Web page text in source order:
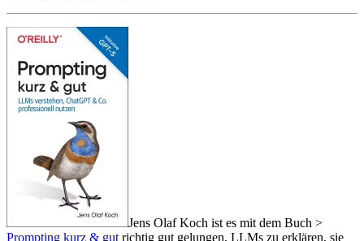
Jens Olaf Koch ist es mit dem Buch >
Prompting kurz & gut richtig gut gelungen, LLMs zu erklären, sie